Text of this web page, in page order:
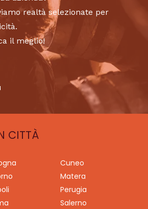
realtà selezionate per
il meglio!
CITTÀ
Cuneo
Matera
Perugia
Salerno